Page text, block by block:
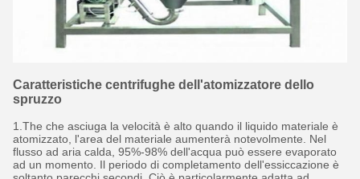
Caratteristiche centrifughe dell'atomizzatore dello
spruzzo
1.The che asciuga la velocità è alto quando il liquido materiale è
atomizzato, l'area del materiale aumenterà notevolmente. Nel
flusso ad aria calda, 95%-98% dell'acqua può essere evaporato
ad un momento. Il periodo di completamento dell'essiccazione è